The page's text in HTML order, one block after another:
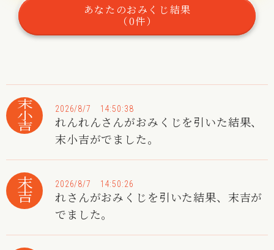
あなたのおみくじ結果
（0件）
末小吉 2026/8/7 14:50:38
れんれんさんがおみくじを引いた結果、
末小吉がでました。
末吉 2026/8/7 14:50:26
れさんがおみくじを引いた結果、末吉が
でました。